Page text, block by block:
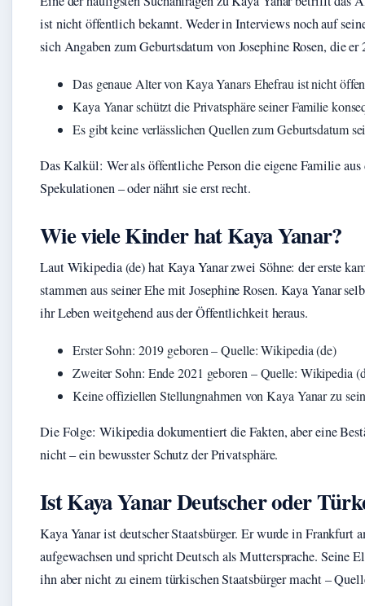
ist nicht öffentlich bekannt. Weder in Interviews noch auf
sich Angaben zum Geburtsdatum von Josephine Rosen, die
Das genaue Alter von Kaya Yanars Ehefrau ist nicht
Kaya Yanar schützt die Privatsphäre seiner Familie
Es gibt keine verlässlichen Quellen zum Geburtsdatum
Das Kalkül: Wer als öffentliche Person die eigene Familie
Spekulationen – oder nährt sie erst recht.
Wie viele Kinder hat Kaya Yanar?
Laut Wikipedia (de) hat Kaya Yanar zwei Söhne: der erste
stammen aus seiner Ehe mit Josephine Rosen. Kaya Yanar
ihr Leben weitgehend aus der Öffentlichkeit heraus.
Erster Sohn: 2019 geboren – Quelle: Wikipedia (de)
Zweiter Sohn: Ende 2021 geboren – Quelle: Wikipedia
Keine offiziellen Stellungnahmen von Kaya Yanar zu
Die Folge: Wikipedia dokumentiert die Fakten, aber eine
nicht – ein bewusster Schutz der Privatsphäre.
Ist Kaya Yanar Deutscher oder
Kaya Yanar ist deutscher Staatsbürger. Er wurde in Frankfurt
aufgewachsen und spricht Deutsch als Muttersprache. Seine
ihn aber nicht zu einem türkischen Staatsbürger macht –